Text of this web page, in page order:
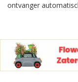
ontvanger